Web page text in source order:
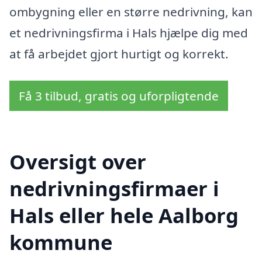
ombygning eller en større nedrivning, kan
et nedrivningsfirma i Hals hjælpe dig med
at få arbejdet gjort hurtigt og korrekt.
Få 3 tilbud, gratis og uforpligtende
Oversigt over
nedrivningsfirmaer i
Hals eller hele Aalborg
kommune